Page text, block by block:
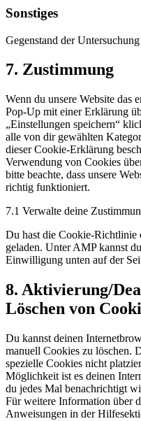
service
instagram
Sonstiges
Gegenstand der Untersuchung
Consent
to
sonstiges
7. Zustimmung
Wenn du unsere Website das
Pop-Up mit einer Erklärung
„Einstellungen speichern“
alle von dir gewählten
dieser Cookie-Erklärung
Verwendung von Cookies
bitte beachte, dass unsere
richtig funktioniert.
7.1 Verwalte deine
Du hast die Cookie-Richtlinie
geladen. Unter AMP kannst
Einwilligung unten auf der
8. Aktivierung/
Löschen von
Du kannst deinen
manuell Cookies zu löschen.
spezielle Cookies nicht
Möglichkeit ist es deinen
du jedes Mal benachrichtigt
Für weitere Information über
Anweisungen in der